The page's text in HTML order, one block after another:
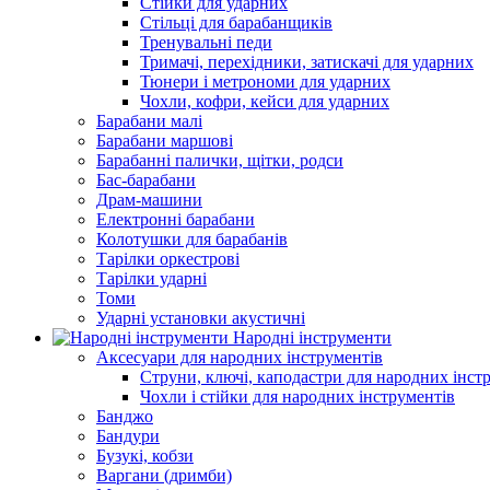
Стільці для барабанщиків
Тренувальні педи
Тримачі, перехідники, затискачі для ударних
Тюнери і метрономи для ударних
Чохли, кофри, кейси для ударних
Барабани малі
Барабани маршові
Барабанні палички, щітки, родси
Бас-барабани
Драм-машини
Електронні барабани
Колотушки для барабанів
Тарілки оркестрові
Тарілки ударні
Томи
Ударні установки акустичні
Народні інструменти
Аксесуари для народних інструментів
Струни, ключі, каподастри для народних
Чохли і стійки для народних інструментів
Банджо
Бандури
Бузукі, кобзи
Варгани (дримби)